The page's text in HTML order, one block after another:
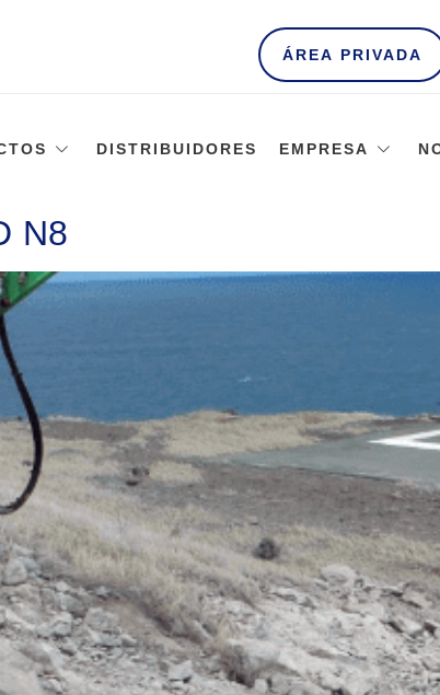
ÁREA PRIVADA
DISTRIBUIDORES EMPRESA
N8